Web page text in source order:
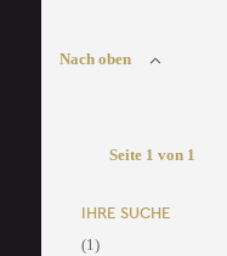
Nach oben
Seite 1 von 1
IHRE SUCHE
(1)